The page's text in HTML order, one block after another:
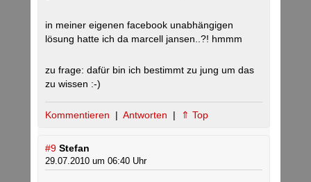
in meiner eigenen facebook unabhängigen
lösung hatte ich da marcell jansen..?! hmmm
zu frage: dafür bin ich bestimmt zu jung um das
zu wissen :-)
Kommentieren | Antworten | ⇑ Top
#9 Stefan
29.07.2010 um 06:40 Uhr